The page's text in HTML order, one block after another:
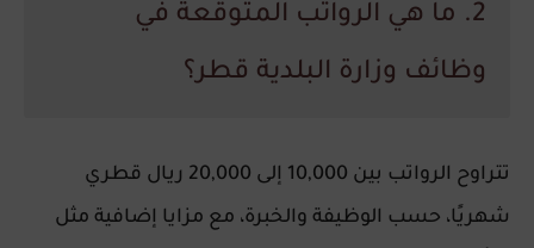
2. ما هي الرواتب المتوقعة في
وظائف وزارة البلدية قطر؟
تتراوح الرواتب بين 10,000 إلى 20,000 ريال قطري
شهريًا، حسب الوظيفة والخبرة، مع مزايا إضافية مثل